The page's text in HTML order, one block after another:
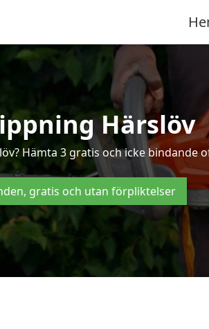
Härslöv
Hämta 3 gratis och icke bindande
gratis och utan förpliktelser